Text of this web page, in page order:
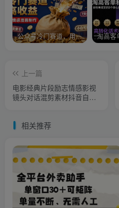
公众号冷门赛道，用AI做情感漫画，7天开通流量主，操作简单，小白可玩
上一篇
电影经典片段励志情感影视
镜头对话混剪素材抖音自媒
相关推荐